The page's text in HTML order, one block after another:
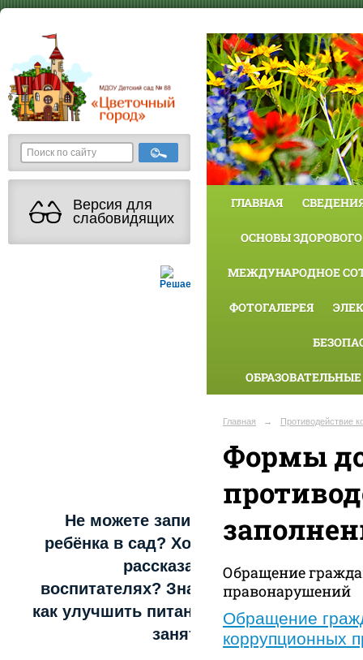
Версия для
слабовидящих
Решаем вместе
Не можете записать
ребёнка в сад? Хотите
рассказать о
воспитателях? Знаете,
как улучшить питание и
занятия?
ГЛАВНАЯ
ОСНОВЫ
МЕЖДУНАРОДНОЕ
ФОТОГАЛЕРЕЯ
Главная → Противодействие
Формы
Обращение
правонарушений
Обращение
коррупционных